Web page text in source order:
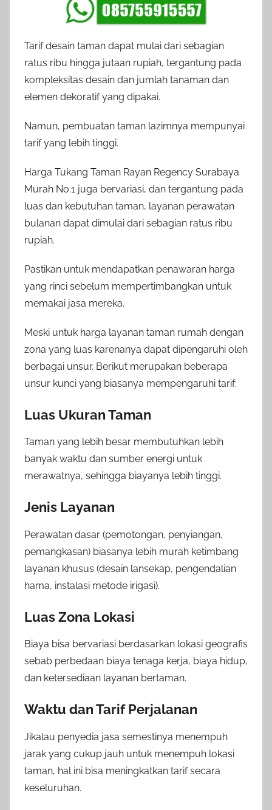
Tarif desain taman dapat mulai dari sebagian
ratus ribu hingga jutaan rupiah, tergantung pada
kompleksitas desain dan jumlah tanaman dan
elemen dekoratif yang dipakai.
Namun, pembuatan taman lazimnya mempunyai
tarif yang lebih tinggi.
Harga Tukang Taman Rayan Regency Surabaya
Murah No.1 juga bervariasi, dan tergantung pada
luas dan kebutuhan taman, layanan perawatan
bulanan dapat dimulai dari sebagian ratus ribu
rupiah.
Pastikan untuk mendapatkan penawaran harga
yang rinci sebelum mempertimbangkan untuk
memakai jasa mereka.
Meski untuk harga layanan taman rumah dengan
zona yang luas karenanya dapat dipengaruhi oleh
berbagai unsur. Berikut merupakan beberapa
unsur kunci yang biasanya mempengaruhi tarif:
Luas Ukuran Taman
Taman yang lebih besar membutuhkan lebih
banyak waktu dan sumber energi untuk
merawatnya, sehingga biayanya lebih tinggi.
Jenis Layanan
Perawatan dasar (pemotongan, penyiangan,
pemangkasan) biasanya lebih murah ketimbang
layanan khusus (desain lansekap, pengendalian
hama, instalasi metode irigasi).
Luas Zona Lokasi
Biaya bisa bervariasi berdasarkan lokasi geografis
sebab perbedaan biaya tenaga kerja, biaya hidup,
dan ketersediaan layanan bertaman.
Waktu dan Tarif Perjalanan
Jikalau penyedia jasa semestinya menempuh
jarak yang cukup jauh untuk menempuh lokasi
taman, hal ini bisa meningkatkan tarif secara
keseluruhan.